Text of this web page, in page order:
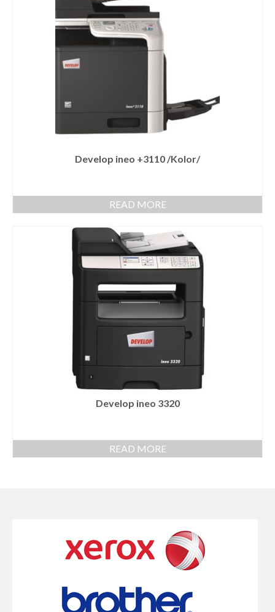
Develop ineo +3110 /Kolor/
READ MORE
Develop ineo 3320
READ MORE